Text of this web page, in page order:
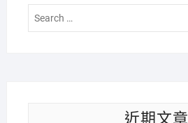
近期文章